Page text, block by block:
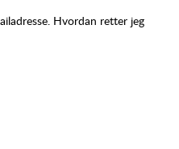
Hvordan retter jeg